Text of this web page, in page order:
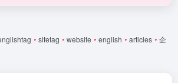
• sitetag • website • english • articles • 企